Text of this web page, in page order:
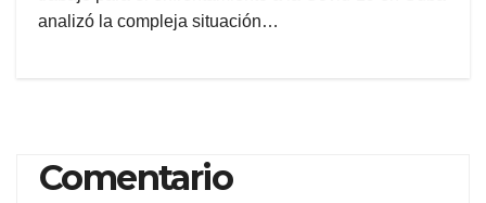
analizó la compleja situación…
Comentario